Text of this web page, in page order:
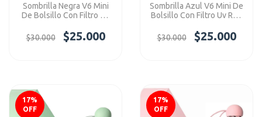
Sombrilla Negra V6 Mini
De Bolsillo Con Filtro Uv
$30.000
$25.000
Sombrilla Azul V6 Mini De
Bolsillo Con Filtro Uv Ref:
$30.000
$25.000
17%
OFF
17%
OFF